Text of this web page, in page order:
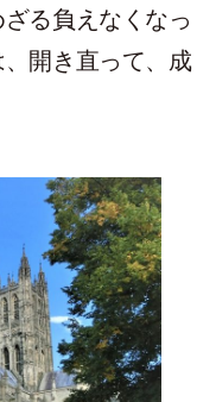
る負えなくなっ
開き直って、成